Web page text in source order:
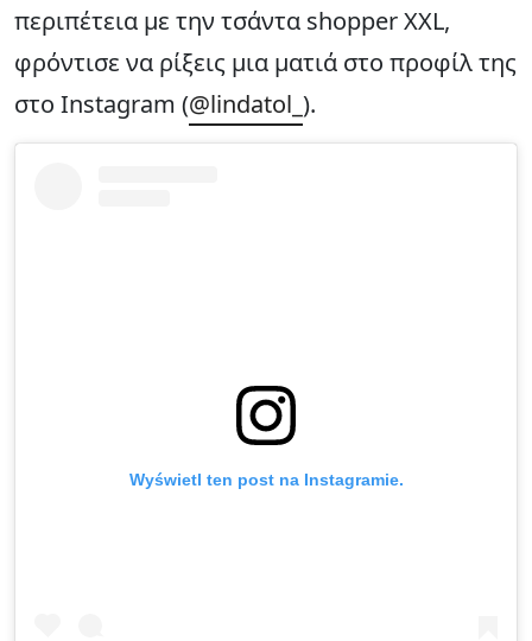
περιπέτεια με την τσάντα shopper XXL,
φρόντισε να ρίξεις μια ματιά στο προφίλ της
στο Instagram (@lindatol_ ).
Wyświetl ten post na Instagramie.